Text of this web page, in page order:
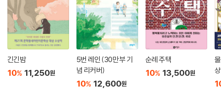
긴긴밤
10% 11,250원
5번 레인 (30만 부 기
념 리커버)
10% 12,600원
순례 주택
10% 13,500원